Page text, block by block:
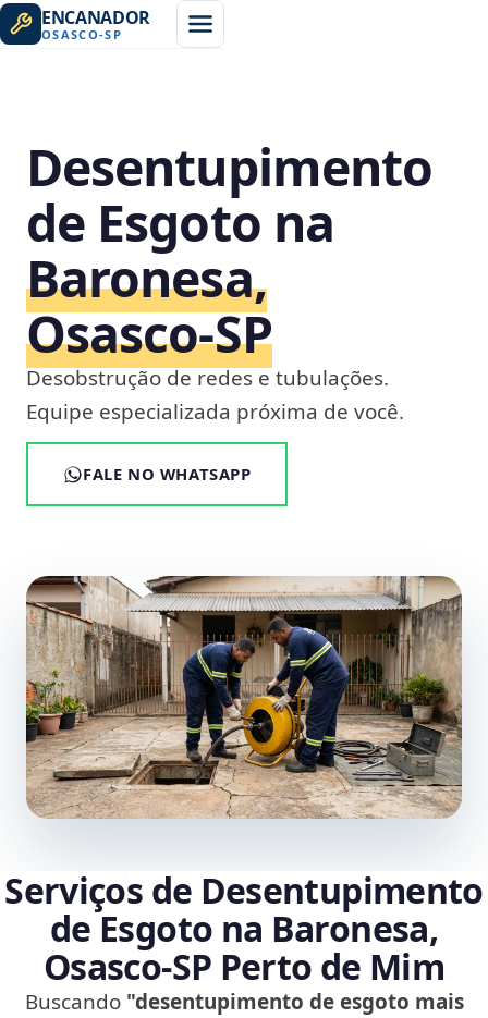
ENCANADOR
OSASCO-SP
Desentupimento
de Esgoto na
Baronesa,
Osasco‑SP
Desobstrução de redes e tubulações.
Equipe especializada próxima de você.
FALE NO WHATSAPP
Serviços de Desentupimento
de Esgoto na Baronesa,
Osasco‑SP Perto de Mim
Buscando "desentupimento de esgoto mais